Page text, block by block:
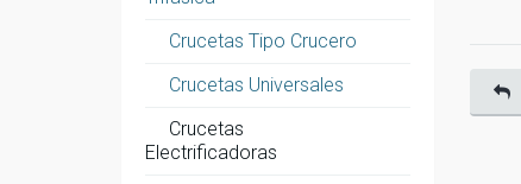
Crucetas Tipo Crucero
Crucetas Universales
Crucetas
Electrificadoras